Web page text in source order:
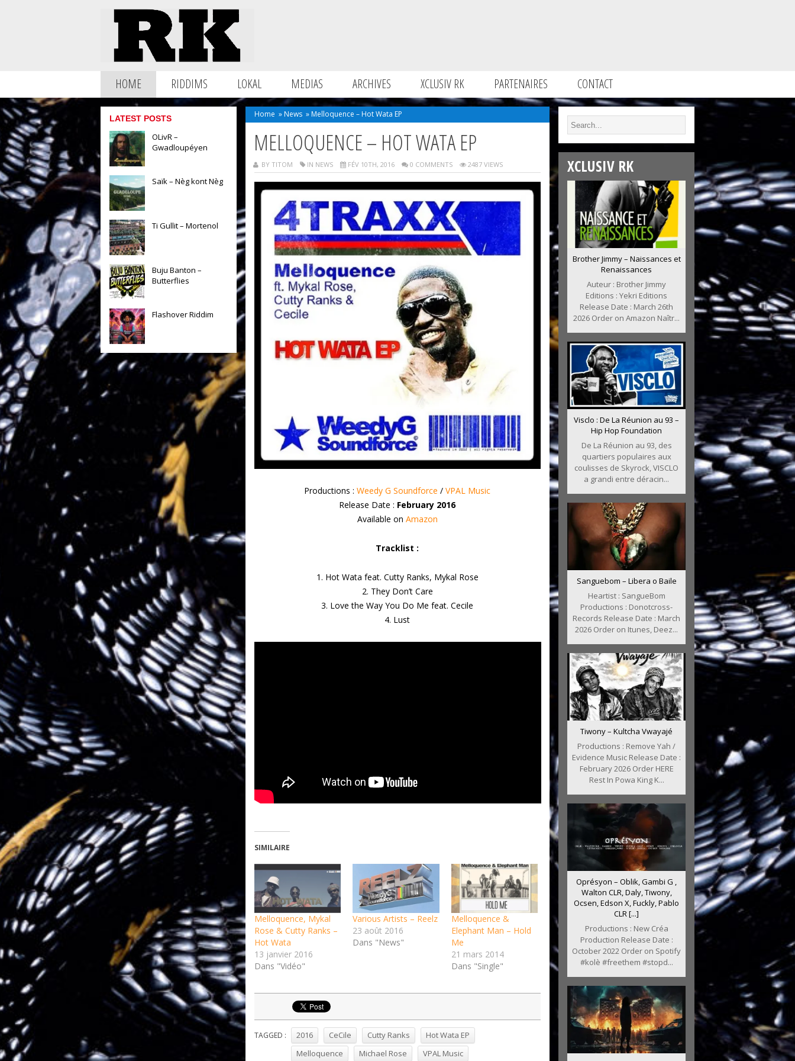
HOME RIDDIMS LOKAL MEDIAS ARCHIVES XCLUSIV RK PARTENAIRES CONTACT
LATEST POSTS
OLivR –
Gwadloupéyen
Saïk – Nèg kont Nèg
Ti Gullit – Mortenol
Buju Banton –
Butterflies
Flashover Riddim
Home » News » Melloquence – Hot Wata EP
MELLOQUENCE – HOT WATA EP
BY TITOM IN NEWS FÉV 10TH, 2016 0 COMMENTS 2487 VIEWS
Productions :Weedy G Soundforce /VPAL Music
Release Date : February 2016
Available on Amazon
Tracklist :
1. Hot Wata feat. Cutty Ranks, Mykal Rose
2. They Don’t Care
3. Love the Way You Do Me feat. Cecile
4. Lust
SIMILAIRE
Melloquence, Mykal
Rose & Cutty Ranks –
Hot Wata
13 janvier 2016
Dans "Vidéo"
Various Artists – Reelz
23 août 2016
Dans "News"
Melloquence &
Elephant Man – Hold
Me
21 mars 2014
Dans "Single"
TAGGED : 2016 CeCile Cutty Ranks
Hot Wata EP
Melloquence
Michael Rose VPAL Music
XCLUSIV RK
Brother Jimmy – Naissances et
Renaissances
Auteur : Brother Jimmy
Editions : Yekri Editions
Release Date : March 26th
2026 Order on Amazon Naîtr...
Visclo : De La Réunion au 93 –
Hip Hop Foundation
De La Réunion au 93, des
quartiers populaires aux
coulisses de Skyrock, VISCLO
a grandi entre déracin...
Sanguebom – Libera o Baile
Heartist : SangueBom
Productions : Donotcross-
Records Release Date : March
2026 Order on Itunes, Deez...
Tiwony – Kultcha Vwayajé
Productions : Remove Yah /
Evidence Music Release Date :
February 2026 Order HERE
Rest In Powa King K...
Oprésyon – Oblik, Gambi G ,
Walton CLR, Daly, Tiwony,
Ocsen, Edson X, Fuckly, Pablo
CLR [...]
Productions : New Créa
Production Release Date :
October 2022 Order on Spotify
#kolè #freethem #stopd...